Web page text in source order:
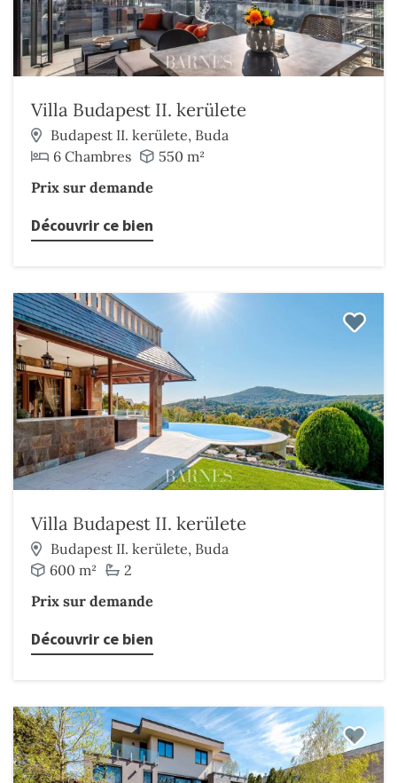
Villa Budapest II. kerülete
Budapest II. kerülete, Buda
6 Chambres
550 m²
Prix sur demande
Découvrir ce bien
Villa Budapest II. kerülete
Budapest II. kerülete, Buda
600 m²
2
Prix sur demande
Découvrir ce bien